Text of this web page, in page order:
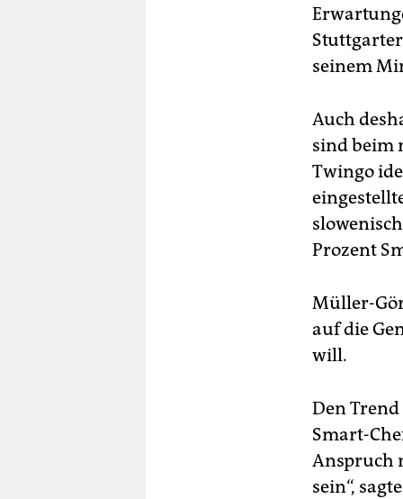
seinem
Auch
sind beim
Twingo
Prozent
Müller-
auf die
will.
Den
Smart-
Anspruch
sein“,